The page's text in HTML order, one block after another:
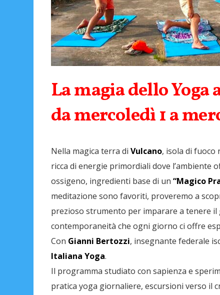
La magia dello Yoga
da mercoledì 1 a
Nella magica terra di Vulcano, isola di fuoco
ricca di energie primordiali dove l’ambiente
ossigeno, ingredienti base di un “Magico
meditazione sono favoriti, proveremo a
prezioso strumento per imparare a tenere
contemporaneità che ogni giorno ci offre
Con Gianni Bertozzi, insegnante federale
Italiana Yoga.
Il programma studiato con sapienza e
pratica yoga giornaliere, escursioni verso il